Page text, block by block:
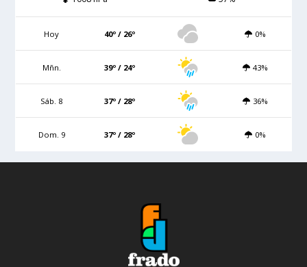
Hoy 40º / 26º 0%
Mñn. 39º / 24º 43%
Sáb. 8 37º / 28º 36%
Dom. 9 37º / 28º 0%